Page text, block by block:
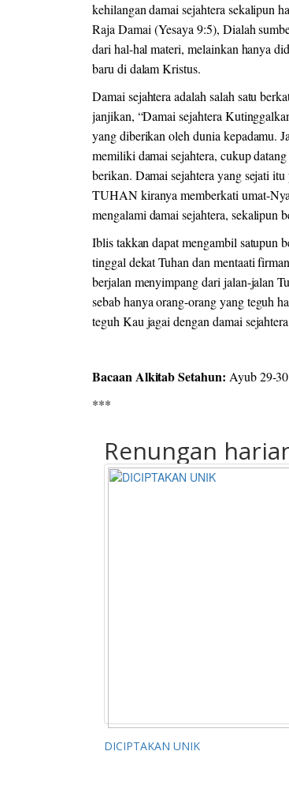
kehilangan damai sejahtera sekalipun
Raja Damai (Yesaya 9:5), Dialah
dari hal-hal materi, melainkan hanya
baru di dalam Kristus.
Damai sejahtera adalah salah satu
janjikan, “Damai sejahtera
yang diberikan oleh dunia kepadamu.
memiliki damai sejahtera, cukup
berikan. Damai sejahtera yang sejati
TUHAN kiranya memberkati umat-
mengalami damai sejahtera, sekalipun
Iblis takkan dapat mengambil satupun
tinggal dekat Tuhan dan mentaati
berjalan menyimpang dari jalan-jalan
sebab hanya orang-orang yang teguh
teguh Kau jagai dengan damai
Bacaan Alkitab Setahun: Ayub 29-
***
Renungan
DICIPTAKAN UNIK